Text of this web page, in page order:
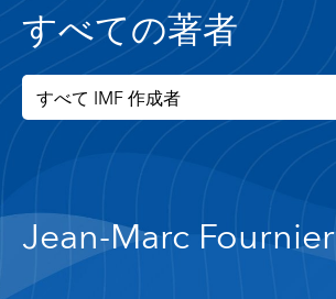
すべての著者
すべて IMF 作成者
Jean-Marc Fournier